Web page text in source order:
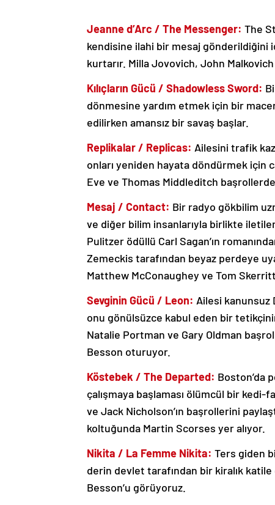
Jeanne d’Arc / The Messenger: The
kendisine ilahi bir mesaj gönderildiğini
kurtarır. Milla Jovovich, John
Kılıçların Gücü / Shadowless Sword:
dönmesine yardım etmek için bir
edilirken amansız bir savaş başlar.
Replikalar / Replicas: Ailesini trafik
onları yeniden hayata döndürmek için
Eve ve Thomas Middleditch
Mesaj / Contact: Bir radyo gökbilim
ve diğer bilim insanlarıyla birlikte
Pulitzer ödüllü Carl Sagan’ın
Zemeckis tarafından beyaz perdeye
Matthew McConaughey ve Tom
Sevginin Gücü / Leon: Ailesi kanunsuz
onu gönülsüzce kabul eden bir
Natalie Portman ve Gary Oldman
Besson oturuyor.
Köstebek / The Departed: Boston’da
çalışmaya başlaması ölümcül bir
ve Jack Nicholson’ın başrollerini
koltuğunda Martin Scorses yer alıyor.
Nikita / La Femme Nikita: Ters giden
derin devlet tarafından bir kiralık
Besson’u görüyoruz.